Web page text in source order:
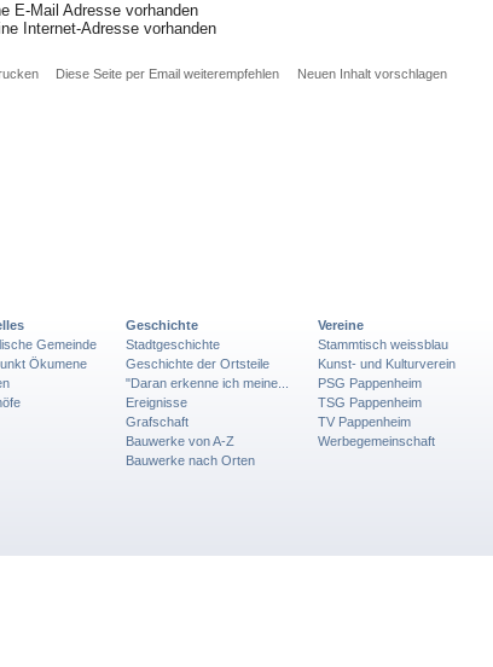
E-Mail Adresse vorhanden
Internet-Adresse vorhanden
Diese Seite per Email weiterempfehlen Neuen Inhalt vorschlagen
Gemeinde
Ökumene
Geschichte
Stadtgeschichte
Geschichte der Ortsteile
"Daran erkenne ich meine...
Ereignisse
Grafschaft
Bauwerke von A-Z
Bauwerke nach Orten
Vereine
Stammtisch weissblau
Kunst- und Kulturverein
PSG Pappenheim
TSG Pappenheim
TV Pappenheim
Werbegemeinschaft